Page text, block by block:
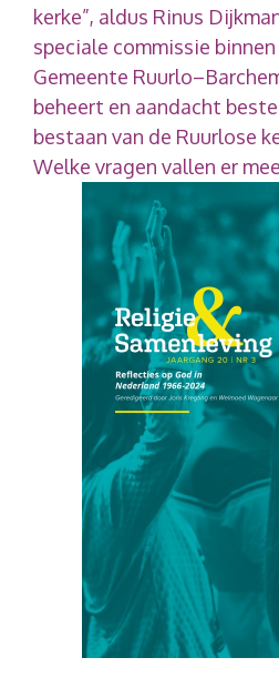
kerke”, aldus Rinus
speciale commissie
Gemeente
beheert en aandacht
bestaan van de Ruurlose
Welke vragen vallen er